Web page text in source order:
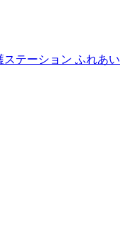
ステーション ふれあい